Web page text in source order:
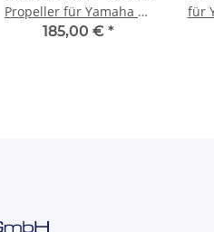
Propeller für Yamaha 60
70 75 80 90 100 PS 15
185,00 € *
für